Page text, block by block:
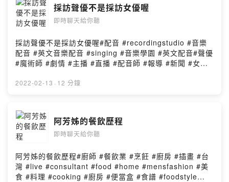
採訪聲優不是採訪女優喔
即時聊天給你聽
採訪聲優不是採訪女優喔#配音 #recordingstudio #音樂
配音 #英文音樂配音 #singing #音樂學園 #英文配音#聲優
#魔術師 #劇情 #主播 #直播 #配音師 #報導 #新聞 #女優
2022-02-13 · 12 分鐘
阿芳姊的餐飲歷程
即時聊天給你聽
阿芳姊的餐飲歷程#廚師 #餐飲業 #烹飪 #廚房 #插畫 #台
灣 #live #consultant #food #home #mensfashion #美
食 #料理 #cooking #廚房 #便當盒 #食譜 #foodstyle